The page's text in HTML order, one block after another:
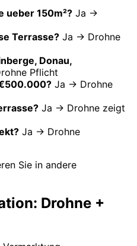
ueber 150m²? Ja →
Terrasse? Ja → Drohne
Donau,
Pflicht
Ja → Drohne
Ja → Drohne zeigt
Ja → Drohne
Sie in andere
Drohne +